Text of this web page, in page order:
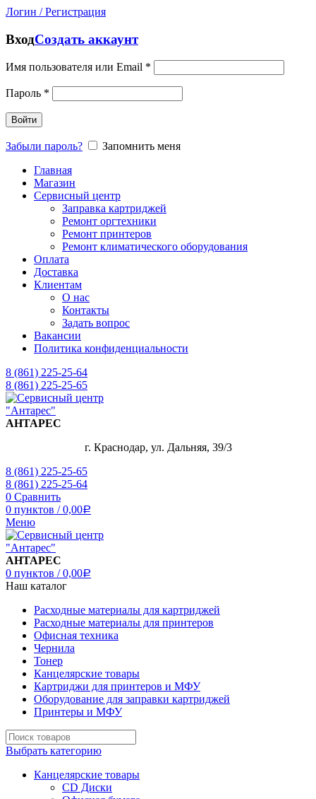
Логин / Регистрация
ВходСоздать аккаунт
Имя пользователя или Email *
Пароль *
Войти
Забыли пароль?
Запомнить меня
Главная
Магазин
Сервисный центр
Заправка картриджей
Ремонт оргтехники
Ремонт принтеров
Ремонт климатического оборудования
Оплата
Доставка
Клиентам
О нас
Контакты
Задать вопрос
Вакансии
Политика конфиденциальности
8 (861) 225-25-64
8 (861) 225-25-65
АНТАРЕС
г. Краснодар, ул. Дальняя, 39/3
8 (861) 225-25-65
8 (861) 225-25-64
0 Сравнить
0 пунктов / 0,00Р
Меню
АНТАРЕС
0 пунктов / 0,00Р
Наш каталог
Расходные материалы для картриджей
Расходные материалы для принтеров
Офисная техника
Чернила
Тонер
Канцелярские товары
Картриджи для принтеров и МФУ
Оборудование для заправки картриджей
Принтеры и МФУ
Выбрать категорию
Канцелярские товары
CD Диски